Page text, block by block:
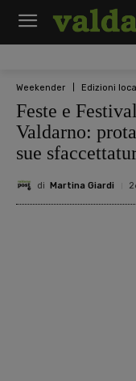
Weekender Edizioni
Feste e
Valdarno:
sue
di Martina Giardi